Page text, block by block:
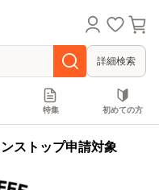
詳細検索
特集 初めての方
ストップ申請対象